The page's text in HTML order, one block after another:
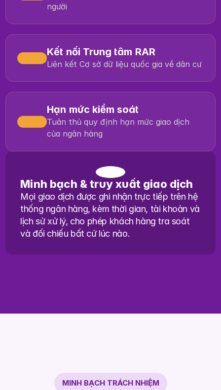
người
Kết nối Trung tâm RAR
Liên kết Cơ sở dữ liệu quốc gia về dân cư
Hạn mức kiểm soát
Tuân thủ quy định hạn mức giao dịch
của ngân hàng
Minh bạch & truy xuất giao dịch
Mọi giao dịch được ghi nhận trực tiếp trên hệ
thống ngân hàng, kèm thời gian, tài khoản và
lịch sử xử lý, cho phép khách hàng tra soát
và đối chiếu bất cứ lúc nào.
MINH BẠCH TRÁCH NHIỆM